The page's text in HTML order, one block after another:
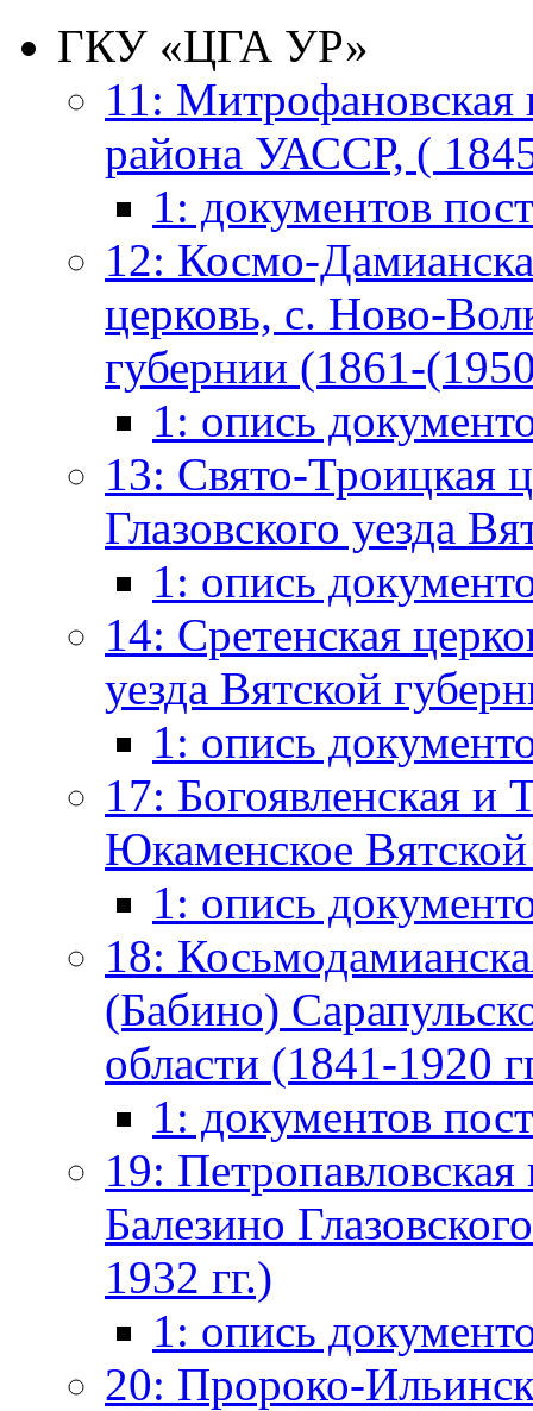
ГКУ «ЦГА УР»
11: Митрофановская
района УАССР, (
1: документов
12: Космо-
церковь, с. Ново-
губернии (1861-
1: опись
13: Свято-Троицкая
Глазовского уезда
1: опись
14: Сретенская
уезда Вятской
1: опись
17: Богоявленская и
Юкаменское
1: опись
18:
(Бабино)
области (1841-1920
1: документов
19:
Балезино
1932 гг.)
1: опись
20: Пророко-